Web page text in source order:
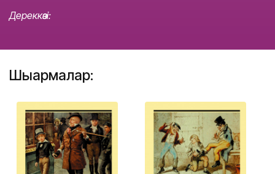
Дереккөзі:
Шығармалар: